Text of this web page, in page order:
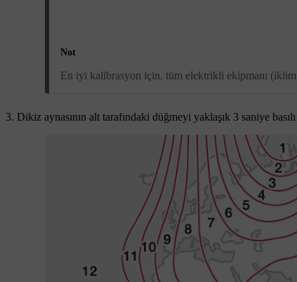
Not
En iyi kalibrasyon için, tüm elektrikli ekipmanı (iklim
Dikiz aynasının alt tarafındaki düğmeyi yaklaşık 3 saniye